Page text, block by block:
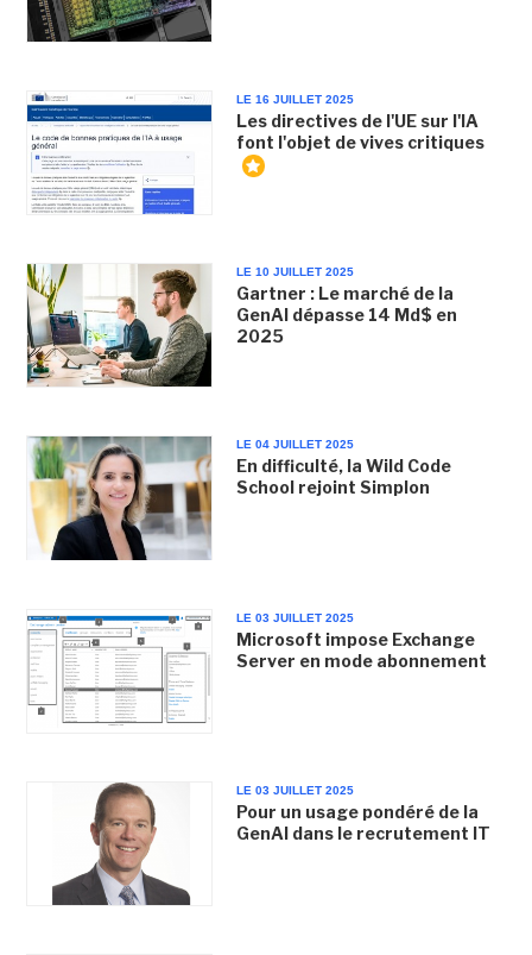
LE 16 JUILLET 2025
Les directives de l'UE sur l'IA
font l'objet de vives critiques
LE 10 JUILLET 2025
Gartner : Le marché de la
GenAI dépasse 14 Md$ en
2025
LE 04 JUILLET 2025
En difficulté, la Wild Code
School rejoint Simplon
LE 03 JUILLET 2025
Microsoft impose Exchange
Server en mode abonnement
LE 03 JUILLET 2025
Pour un usage pondéré de la
GenAI dans le recrutement IT